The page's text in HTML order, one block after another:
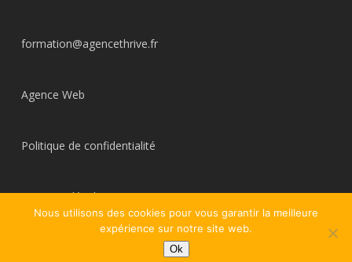
formation@agencethrive.fr
Agence Web
Politique de confidentialité
Mentions légales
Nous utilisons des cookies pour vous garantir la meilleure
expérience sur notre site web.
Ok